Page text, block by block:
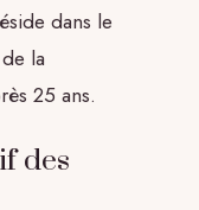
dans le
la
25 ans.
des